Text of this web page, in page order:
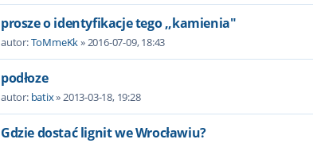
prosze o identyfikacje tego ,,kamienia"
autor:ToMmeKk» 2016-07-09, 18:43
podłoze
autor: batix» 2013-03-18, 19:28
Gdzie dostać lignit we Wrocławiu?